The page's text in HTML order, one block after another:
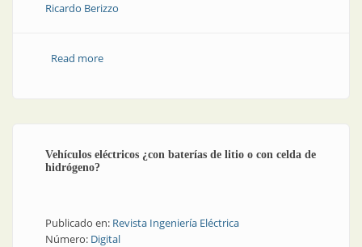
Ricardo Berizzo
Read moreabout Vehículo eléctrico: factor clave en la transición
Vehículos eléctricos ¿con baterías de litio o con celda de
hidrógeno?
Publicado en: Revista Ingeniería Eléctrica
Número: Digital